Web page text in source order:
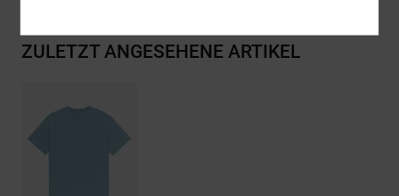
ZULETZT ANGESEHENE ARTIKEL